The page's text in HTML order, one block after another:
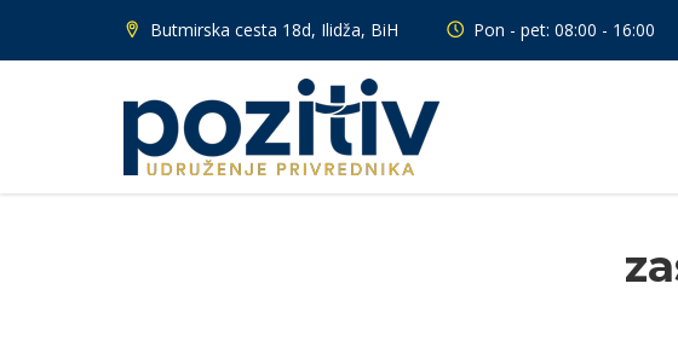
Butmirska cesta 18d, Ilidža, BiH Pon - pet: 08:00 - 16:00